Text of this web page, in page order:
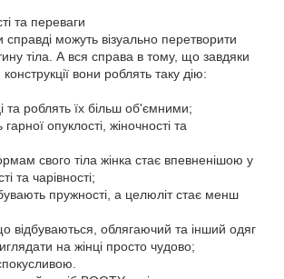
та переваги
можуть візуально перетворити
тіла. А вся справа в тому, що завдяки
конструкції вони роблять таку дію:
та роблять їх більш об'ємними;
опуклості, жіночності та
свого тіла жінка стає впевненішою у
та чарівності;
пружності, а целюліт стає менш
відбуваються, облягаючий та інший одяг
на жінці просто чудово;